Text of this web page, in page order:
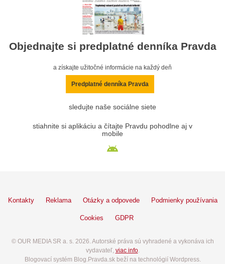
Objednajte si predplatné denníka Pravda
a získajte užitočné informácie na každý deň
Predplatné denníka Pravda
sledujte naše sociálne siete
stiahnite si aplikáciu a čítajte Pravdu pohodlne aj v
mobile
Kontakty Reklama Otázky a odpovede Podmienky používania
Cookies GDPR
© OUR MEDIA SR a. s. 2026. Autorské práva sú vyhradené a vykonáva ich
vydavateľ, viac info.
Blogovací systém Blog.Pravda.sk beží na technológií Wordpress.